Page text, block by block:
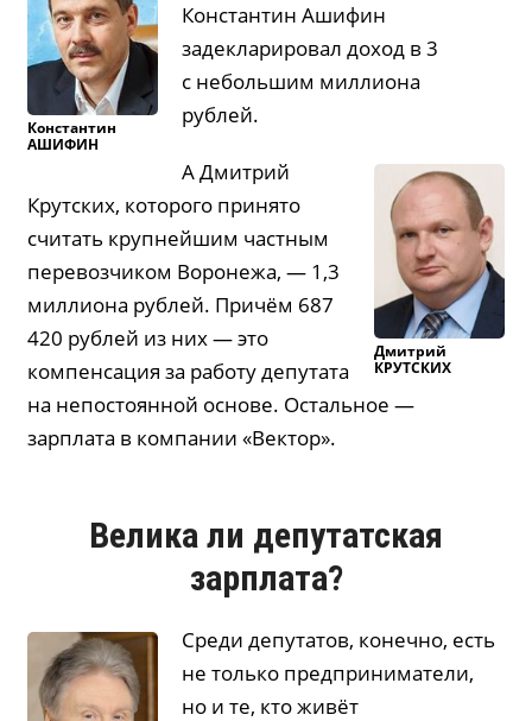
Константин
АШИФИН
Константин Ашифин
задекларировал доход в 3
с небольшим миллиона
рублей.
Дмитрий
КРУТСКИХ
А Дмитрий
Крутских, которого принято
считать крупнейшим частным
перевозчиком Воронежа, — 1,3
миллиона рублей. Причём 687
420 рублей из них — это
компенсация за работу депутата
на непостоянной основе. Остальное —
зарплата в компании «Вектор».
Велика ли депутатская
зарплата?
Среди депутатов, конечно, есть
не только предприниматели,
но и те, кто живёт